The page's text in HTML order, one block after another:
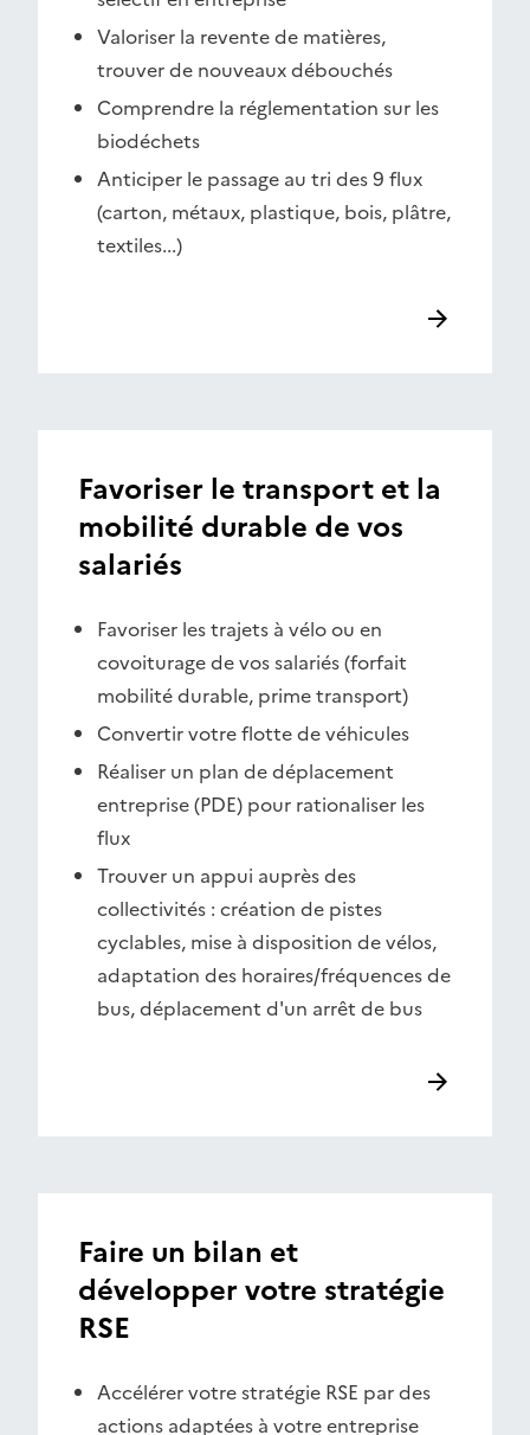
Valoriser la revente de matières,
trouver de nouveaux débouchés
Comprendre la réglementation sur les
biodéchets
Anticiper le passage au tri des 9 flux
(carton, métaux, plastique, bois, plâtre,
textiles...)
Favoriser le transport et la
mobilité durable de vos
salariés
Favoriser les trajets à vélo ou en
covoiturage de vos salariés (forfait
mobilité durable, prime transport)
Convertir votre flotte de véhicules
Réaliser un plan de déplacement
entreprise (PDE) pour rationaliser les
flux
Trouver un appui auprès des
collectivités : création de pistes
cyclables, mise à disposition de vélos,
adaptation des horaires/fréquences de
bus, déplacement d'un arrêt de bus
Faire un bilan et
développer votre stratégie
RSE
Accélérer votre stratégie RSE par des
actions adaptées à votre entreprise